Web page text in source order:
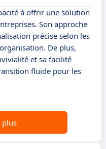
à offrir une solution
Son approche
précise selon les
De plus,
et sa facilité
fluide pour les
plus